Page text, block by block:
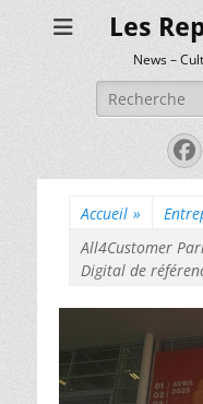
Les
News –
Rechercher :
Accueil »
All4Customer
Digital de